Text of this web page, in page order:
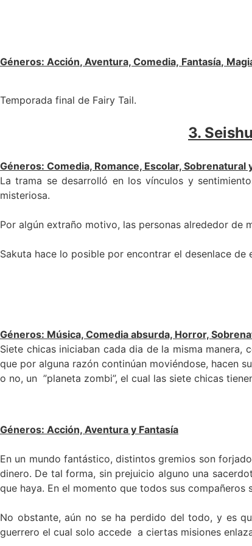
Géneros: Acción, Aventura, Comedia, Fantasía,
Temporada final de Fairy Tail.
3.
Géneros: Comedia, Romance, Escolar, Sobrenatural
La trama se desarrolló en los vínculos y
misteriosa.
Por algún extraño motivo, las personas alrededor de
Sakuta hace lo posible por encontrar el desenlace
Géneros: Música, Comedia absurda, Horror,
Siete chicas iniciaban cada dia de la misma manera,
que por alguna razón continúan moviéndose, hacen
o no, un ”planeta zombi”, el cual las siete chicas
Géneros: Acción, Aventura y Fantasía
En un mundo fantástico, distintos gremios son
dinero. De tal forma, sin prejuicio alguno una
que haya. En el momento que todos sus compañeros
No obstante, aún no se ha perdido del todo, y es
guerrero el cual solo accede a ciertas misiones